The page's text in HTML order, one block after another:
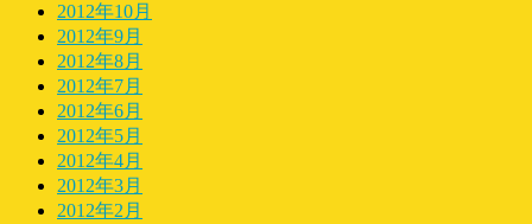
2012年10月
2012年9月
2012年8月
2012年7月
2012年6月
2012年5月
2012年4月
2012年3月
2012年2月